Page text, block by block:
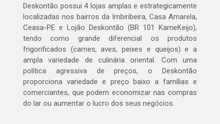
Deskontão possui 4 lojas amplas e estrategicamente
localizadas nos bairros da Imbiribeira, Casa Amarela,
Ceasa-PE e Lojão Deskontão (BR 101 KarneKeijo),
tendo como grande diferencial os produtos
frigorificados (carnes, aves, peixes e queijos) e a
ampla variedade de culinária oriental. Com uma
política agressiva de preços, o Deskontão
proporciona variedade e preço baixo a famílias e
comerciantes, que podem economizar nas compras
do lar ou aumentar o lucro dos seus negócios.